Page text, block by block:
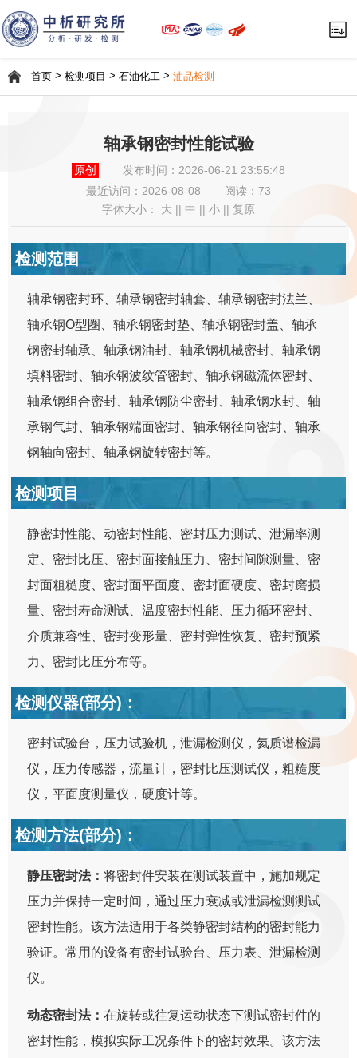
首页> 检测项目 > 石油化工 > 油品检测
轴承钢密封性能试验
原创
发布时间：2026-06-21 23:55:48
最近访问：2026-08-08
阅读：73
字体大小： 大 中 小 复原
检测范围
轴承钢密封环、轴承钢密封轴套、轴承钢密封法兰、
轴承钢O型圈、轴承钢密封垫、轴承钢密封盖、轴承
钢密封轴承、轴承钢油封、轴承钢机械密封、轴承钢
填料密封、轴承钢波纹管密封、轴承钢磁流体密封、
轴承钢组合密封、轴承钢防尘密封、轴承钢水封、轴
承钢气封、轴承钢端面密封、轴承钢径向密封、轴承
钢轴向密封、轴承钢旋转密封等。
检测项目
静密封性能、动密封性能、密封压力测试、泄漏率测
定、密封比压、密封面接触压力、密封间隙测量、密
封面粗糙度、密封面平面度、密封面硬度、密封磨损
量、密封寿命测试、温度密封性能、压力循环密封、
介质兼容性、密封变形量、密封弹性恢复、密封预紧
力、密封比压分布等。
检测仪器(部分)：
密封试验台，压力试验机，泄漏检测仪，氦质谱检漏
仪，压力传感器，流量计，密封比压测试仪，粗糙度
仪，平面度测量仪，硬度计等。
检测方法(部分)：
静压密封法：将密封件安装在测试装置中，施加规定
压力并保持一定时间，通过压力衰减或泄漏检测测试
密封性能。该方法适用于各类静密封结构的密封能力
验证。常用的设备有密封试验台、压力表、泄漏检测
仪。
动态密封法：在旋转或往复运动状态下测试密封件的
密封性能，模拟实际工况条件下的密封效果。该方法